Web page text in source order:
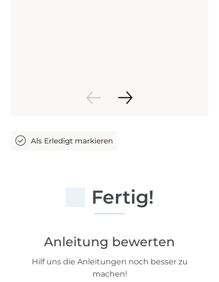
Fertig!
Anleitung bewerten
Hilf uns die Anleitungen noch besser zu
machen!